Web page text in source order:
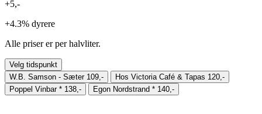
+5,-
+4.3% dyrere
Alle priser er per halvliter.
Velg tidspunkt
W.B. Samson - Sæter 109,- Hos Victoria Café & Tapas 120,-
Poppel Vinbar * 138,- Egon Nordstrand * 140,-